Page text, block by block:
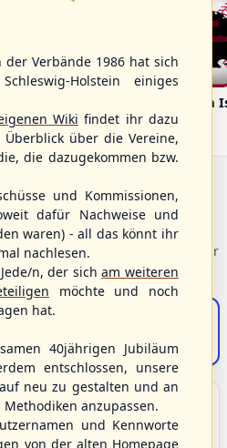
Fehmarn
– wählen Sie einen Einstieg für
HBV
zu Baseball, Softball
Verbände 1986 hat sich
Holstein einiges
Wiki findet ihr dazu
über die Vereine,
die dazugekommen bzw.
und Kommissionen,
dafür Nachweise und
waren) - all das könnt ihr
nachlesen.
n, der sicham weiteren
möchte und noch
hat.
40jährigen Jubiläum
entschlossen, unsere
neu zu gestalten und an
anzupassen.
und Kennworte
von der alten Homepage